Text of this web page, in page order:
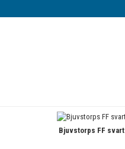
Bjuvstorps FF svart